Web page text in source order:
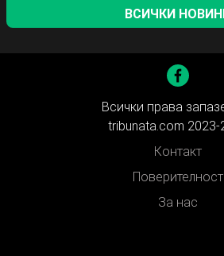
ВСИЧКИ
Всички права
tribunata.com 2023-
Контакт
Поверителност
За нас